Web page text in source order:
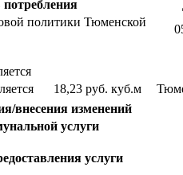
политики Тюменской
18,23 руб. куб.м
внесения изменений
услуги
услуги